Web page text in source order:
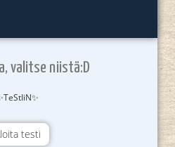
valitse niistä:D
testi